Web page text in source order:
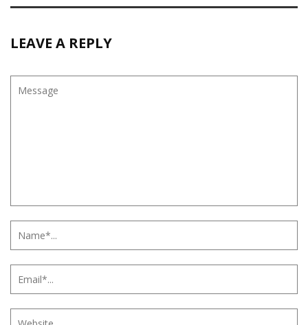
LEAVE A REPLY